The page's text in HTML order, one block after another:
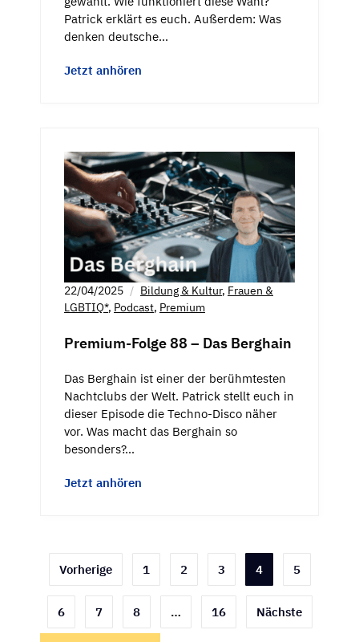
Patrick erklärt es euch. Außerdem: Was
denken deutsche…
Jetzt anhören
22/04/2025 Bildung & Kultur, Frauen &
LGBTIQ*, Podcast, Premium
Premium-Folge 88 – Das Berghain
Das Berghain ist einer der berühmtesten
Nachtclubs der Welt. Patrick stellt euch in
dieser Episode die Techno-Disco näher
vor. Was macht das Berghain so
besonders?…
Jetzt anhören
Seitennummerierung
der
Beiträge
Vorherige 1 2 3 4 5
6 7 8 … 16 Nächste